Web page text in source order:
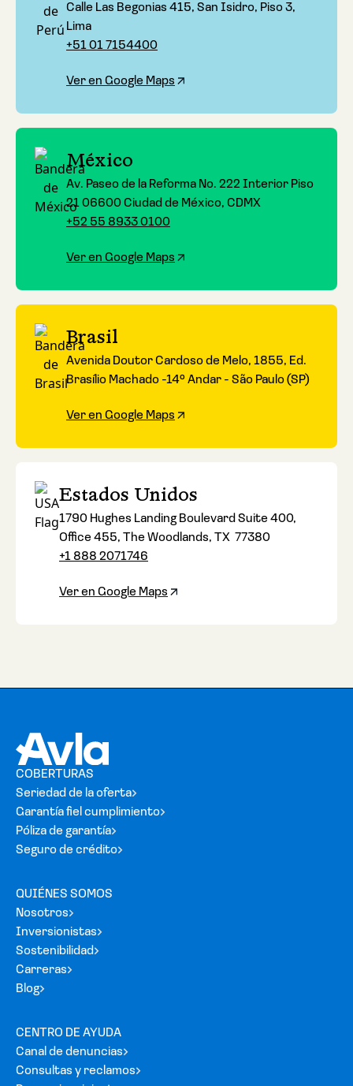
Calle Las Begonias 415, San Isidro, Piso 3,
Lima
+51 01 7154400
Ver en Google Maps
México
Av. Paseo de la Reforma No. 222 Interior Piso
21 06600 Ciudad de México, CDMX
+52 55 8933 0100
Ver en Google Maps
Brasil
Avenida Doutor Cardoso de Melo, 1855, Ed.
Brasílio Machado -14º Andar - São Paulo (SP)
Ver en Google Maps
Estados Unidos
1790 Hughes Landing Boulevard Suite 400,
Office 455, The Woodlands, TX 77380
+1 888 2071746
Ver en Google Maps
COBERTURAS
Seriedad de la oferta
Garantía fiel cumplimiento
Póliza de garantía
Seguro de crédito
QUIÉNES SOMOS
Nosotros
Inversionistas
Sostenibilidad
Carreras
Blog
CENTRO DE AYUDA
Canal de denuncias
Consultas y reclamos